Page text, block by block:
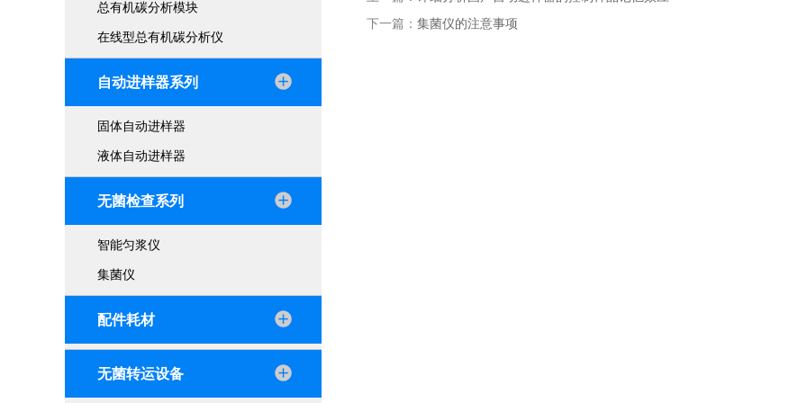
总有机碳分析模块
在线型总有机碳分析仪
自动进样器系列
固体自动进样器
液体自动进样器
无菌检查系列
智能匀浆仪
集菌仪
配件耗材
无菌转运设备
下一篇： 集菌仪的注意事项